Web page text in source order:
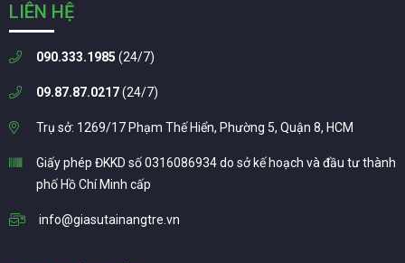
LIÊN HỆ
090.333.1985 (24/7)
09.87.87.0217(24/7)
Trụ sở: 1269/17 Phạm Thế Hiển, Phường 5, Quận 8, HCM
Giấy phép ĐKKD số 0316086934 do sở kế hoạch và đầu tư thành
phố Hồ Chí Minh cấp
info@giasutainangtre.vn